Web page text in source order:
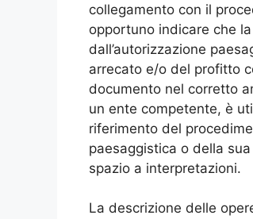
collegamento con il
opportuno indicare che
dall’autorizzazione
arrecato e/o del profitto
documento nel corretto
un ente competente, è
riferimento del
paesaggistica o della
spazio a interpretazioni.
La descrizione delle